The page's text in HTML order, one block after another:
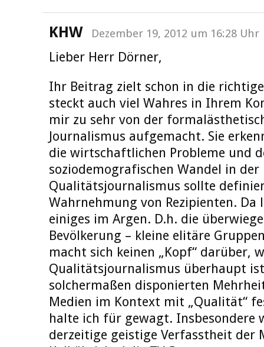
KHW Dezember 19, 2012 um 16:28 Uhr
Lieber Herr Dörner,
Ihr Beitrag zielt schon in die
steckt auch viel Wahres in Ihrem
mir zu sehr von der
Journalismus aufgemacht. Sie
die wirtschaftlichen Probleme und
soziodemografischen Wandel in
Qualitätsjournalismus sollte
Wahrnehmung von Rezipienten. Da
einiges im Argen. D.h. die
Bevölkerung – kleine elitäre
macht sich keinen „Kopf“ darüber,
Qualitätsjournalismus überhaupt
solchermaßen disponierten
Medien im Kontext mit „Qualität“
halte ich für gewagt. Insbesondere
derzeitige geistige Verfasstheit der